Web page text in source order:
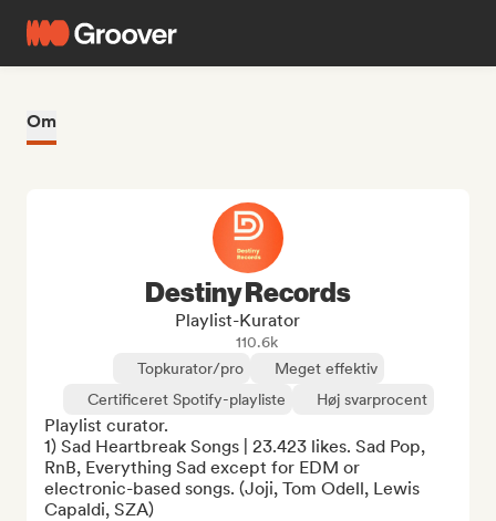
Om
Destiny Records
Playlist-Kurator
110.6k
Topkurator/pro
Meget effektiv
Certificeret Spotify-playliste
Høj svarprocent
Playlist curator.
1) Sad Heartbreak Songs | 23.423 likes. Sad Pop,
RnB, Everything Sad except for EDM or
electronic-based songs. (Joji, Tom Odell, Lewis
Capaldi, SZA)